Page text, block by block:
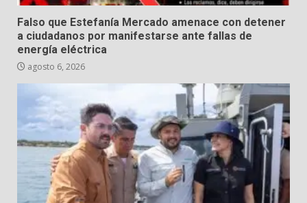
Falso que Estefanía Mercado amenace con detener
a ciudadanos por manifestarse ante fallas de
energía eléctrica
agosto 6, 2026